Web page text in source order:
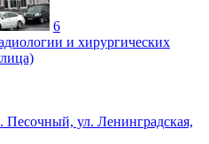
6
и хирургических
Песочный, ул. Ленинградская,